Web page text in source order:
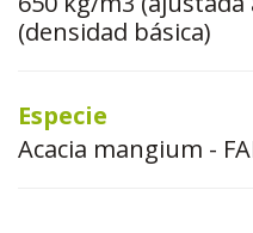
(densidad básica)
Especie
Acacia mangium -